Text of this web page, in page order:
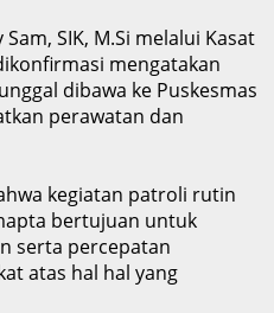
SIK, M.Si melalui Kasat
mengatakan
dibawa ke Puskesmas
perawatan dan
kegiatan patroli rutin
bertujuan untuk
serta percepatan
atas hal hal yang